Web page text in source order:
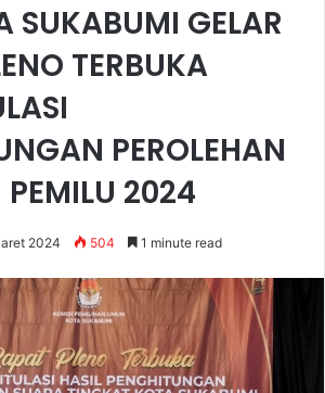
SUKABUMI GELAR
TERBUKA
PEROLEHAN
PEMILU 2024
2024 504 1 minute read